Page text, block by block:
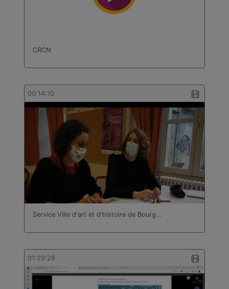
CRCN
00:14:10
Service Ville d'art et d'histoire de Bourg…
01:29:28